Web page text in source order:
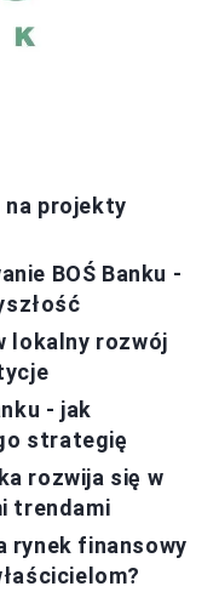
na projekty
BOŚ Banku -
lokalny rozwój
- jak
strategię
rozwija się w
trendami
rynek finansowy